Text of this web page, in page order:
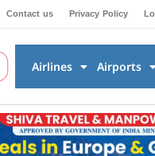
Contact us Privacy Policy
Airlines Airports